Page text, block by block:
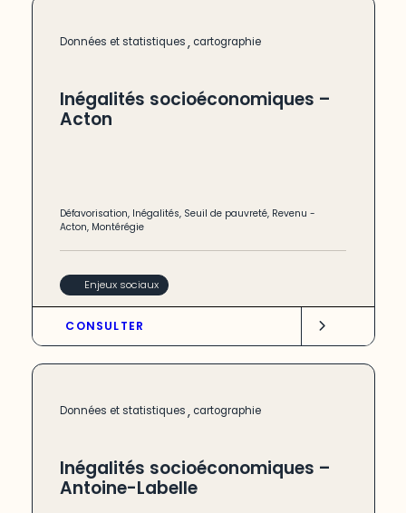
Données et statistiques, cartographie
Inégalités socioéconomiques –
Acton
Défavorisation, Inégalités, Seuil de pauvreté, Revenu -
Acton, Montérégie
Enjeux sociaux
CONSULTER
Données et statistiques, cartographie
Inégalités socioéconomiques –
Antoine-Labelle